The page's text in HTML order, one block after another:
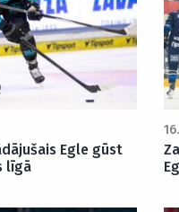
Egle gūst
līgā